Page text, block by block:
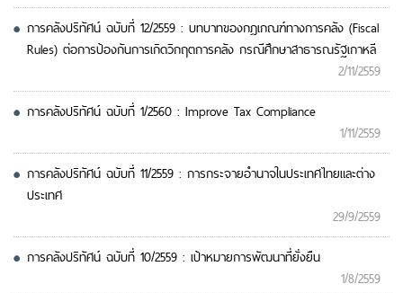
การคลังปริทัศน์ ฉบับที่ 12/2559 : บทบาทของกฎเกณฑ์ทางการคลัง (Fiscal
Rules) ต่อการป้องกันการเกิดวิกฤตการคลัง กรณีศึกษาสาธารณรัฐเกาหลี
2/11/2559
การคลังปริทัศน์ ฉบับที่ 1/2560 : Improve Tax Compliance
1/11/2559
การคลังปริทัศน์ ฉบับที่ 11/2559 : การกระจายอำนาจในประเทศไทยและต่าง
ประเทศ
29/9/2559
การคลังปริทัศน์ ฉบับที่ 10/2559 : เป้าหมายการพัฒนาที่ยั่งยืน
1/8/2559